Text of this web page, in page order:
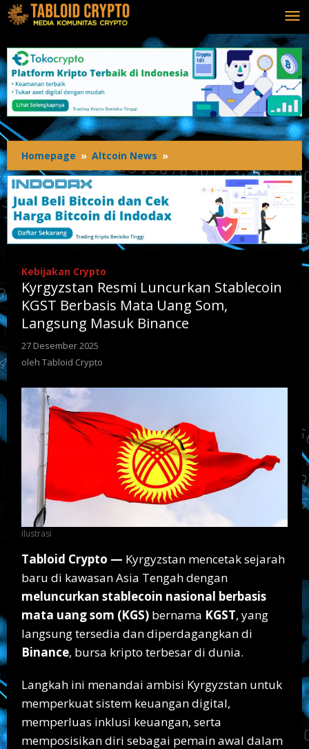
Lewati
ke
konten
Homepage » Altcoin News »
Resmi
Luncurkan
Stablecoin
KGST
Berbasis
Mata
Langsung
Masuk
Binance
Kebijakan Crypto
Kyrgyzstan Resmi Luncurkan Stablecoin
KGST Berbasis Mata Uang Som,
Langsung Masuk Binance
27 Desember 2025
oleh Tabloid Crypto
Ilustrasi
Tabloid Crypto — Kyrgyzstan mencetak sejarah
baru di kawasan Asia Tengah dengan
meluncurkan stablecoin nasional berbasis
mata uang som (KGS) bernama KGST, yang
langsung tersedia dan diperdagangkan di
Binance, bursa kripto terbesar di dunia.
Langkah ini menandai ambisi Kyrgyzstan untuk
memperkuat sistem keuangan digital,
memperluas inklusi keuangan, serta
memposisikan diri sebagai pemain awal dalam